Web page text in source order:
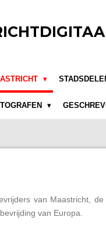
van Maastricht,
van Europa.